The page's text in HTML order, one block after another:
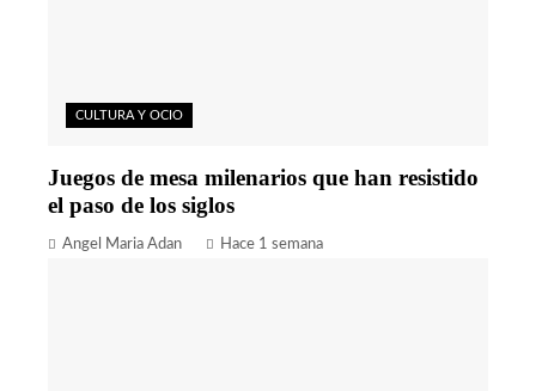
CULTURA Y OCIO
Juegos de mesa milenarios que han resistido
el paso de los siglos
Angel Maria Adan Hace 1 semana